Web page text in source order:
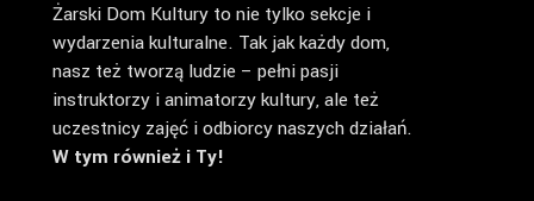
Żarski Dom Kultury to nie tylko sekcje i
wydarzenia kulturalne. Tak jak każdy dom,
nasz też tworzą ludzie – pełni pasji
instruktorzy i animatorzy kultury, ale też
uczestnicy zajęć i odbiorcy naszych działań.
W tym również i Ty!